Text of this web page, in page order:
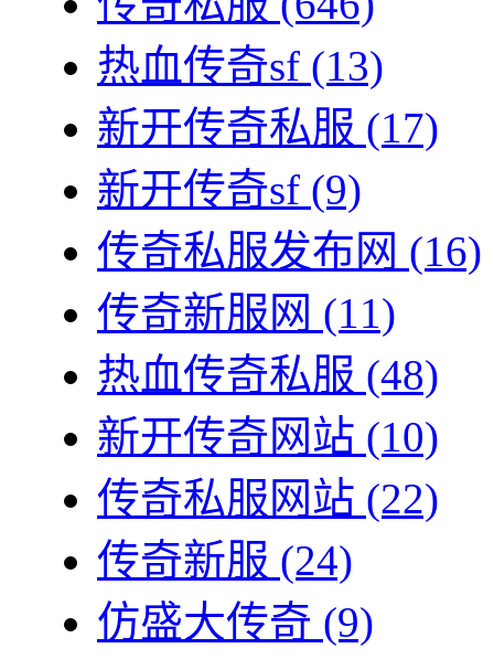
热血传奇sf (13)
新开传奇私服 (17)
新开传奇sf (9)
传奇私服发布网 (16)
传奇新服网 (11)
热血传奇私服 (48)
新开传奇网站 (10)
传奇私服网站 (22)
传奇新服 (24)
仿盛大传奇 (9)